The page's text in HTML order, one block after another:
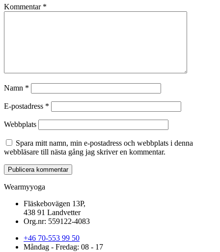
Kommentar *
Namn *
E-postadress *
Webbplats
Spara mitt namn, min e-postadress och webbplats i denna
webbläsare till nästa gång jag skriver en kommentar.
Wearmyyoga
Fläskebovägen 13P,
438 91 Landvetter
Org.nr: 559122-4083
+46 70-553 99 50
Måndag - Fredag: 08 - 17